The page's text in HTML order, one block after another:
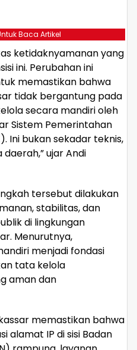
Baca Artikel
ketidaknyamanan yang
ini. Perubahan ini
memastikan bahwa
tidak bergantung pada
secara mandiri oleh
Sistem Pemerintahan
Ini bukan sekadar teknis,
ujar Andi
tersebut dilakukan
stabilitas, dan
di lingkungan
Menurutnya,
menjadi fondasi
tata kelola
aman dan
memastikan bahwa
alamat IP di sisi Badan